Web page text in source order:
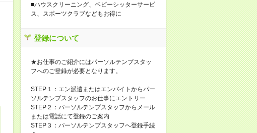
■ハウスクリーニング、ベビーシッターサービ
ス、スポーツクラブなどもお得に
登録について
★お仕事のご紹介にはパーソルテンプスタッ
フへのご登録が必要となります。
STEP１：エン派遣またはエンバイトからパー
ソルテンプスタッフのお仕事にエントリー
STEP２：パーソルテンプスタッフからメール
または電話にて登録のご案内
STEP３：パーソルテンプスタッフへ登録手続